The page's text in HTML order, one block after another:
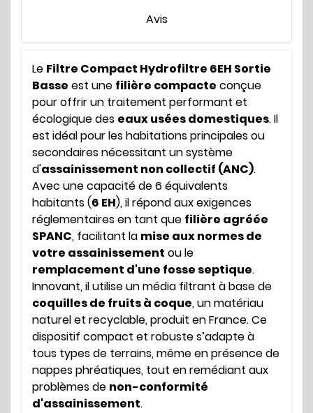
Avis
Le Filtre Compact Hydrofiltre 6EH Sortie
Basse est une filière compacte conçue
pour offrir un traitement performant et
écologique des eaux usées domestiques. Il
est idéal pour les habitations principales ou
secondaires nécessitant un système
d'assainissement non collectif (ANC).
Avec une capacité de 6 équivalents
habitants (6 EH), il répond aux exigences
réglementaires en tant que filière agréée
SPANC, facilitant la mise aux normes de
votre assainissement ou le
remplacement d'une fosse septique.
Innovant, il utilise un média filtrant à base de
coquilles de fruits à coque, un matériau
naturel et recyclable, produit en France. Ce
dispositif compact et robuste s’adapte à
tous types de terrains, même en présence de
nappes phréatiques, tout en remédiant aux
problèmes de non-conformité
d'assainissement.